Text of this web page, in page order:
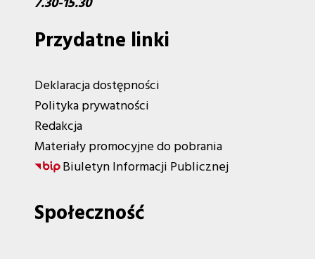
Przydatne linki
Deklaracja dostępności
Polityka prywatności
Redakcja
Materiały promocyjne do pobrania
Biuletyn Informacji Publicznej
Społeczność